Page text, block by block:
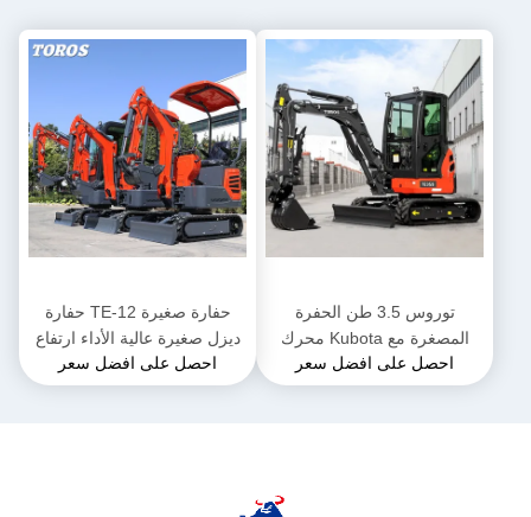
توروس 3.5 طن الحفرة
المصغرة مع Kubota محرك
الحفرة المجهرية متعددة
الوظائف
احصل على افضل سعر
حفارة صغيرة TE-12 حفارة
ديزل صغيرة عالية الأداء ارتفاع
2285 ملم للأعمال البلدية
احصل على افضل سعر